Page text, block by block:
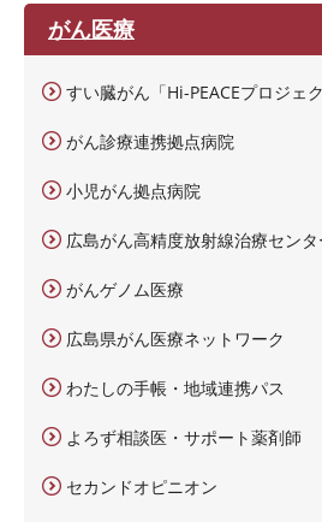
がん医療
すい臓がん「Hi-PEACEプロジェク
がん診療連携拠点病院
小児がん拠点病院
広島がん高精度放射線治療センタ
がんゲノム医療
広島県がん医療ネットワーク
わたしの手帳・地域連携パス
よろず相談医・サポート薬剤師
セカンドオピニオン